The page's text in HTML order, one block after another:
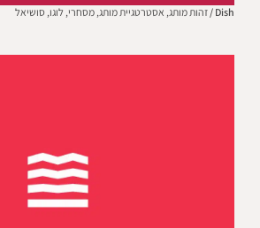
Dish / זהות מותג, אסטרטגיית מותג, מסחרי, לוגו, סושיאל